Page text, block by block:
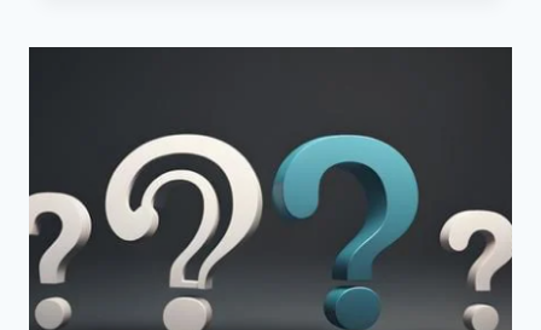
INSTRUCCIONES
SPD
PARA
TUS
PACIENTES.